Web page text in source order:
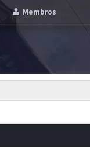
Membros